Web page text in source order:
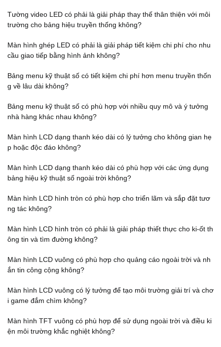
Tường video LED có phải là giải pháp thay thế thân thiện với môi
trường cho bảng hiệu truyền thống không?
Màn hình ghép LED có phải là giải pháp tiết kiệm chi phí cho nhu
cầu giao tiếp bằng hình ảnh không?
Bảng menu kỹ thuật số có tiết kiệm chi phí hơn menu truyền thốn
g về lâu dài không?
Bảng menu kỹ thuật số có phù hợp với nhiều quy mô và ý tưởng
nhà hàng khác nhau không?
Màn hình LCD dạng thanh kéo dài có lý tưởng cho không gian hẹ
p hoặc độc đáo không?
Màn hình LCD dạng thanh kéo dài có phù hợp với các ứng dụng
bảng hiệu kỹ thuật số ngoài trời không?
Màn hình LCD hình tròn có phù hợp cho triển lãm và sắp đặt tươ
ng tác không?
Màn hình LCD hình tròn có phải là giải pháp thiết thực cho ki-ốt th
ông tin và tìm đường không?
Màn hình LCD vuông có phù hợp cho quảng cáo ngoài trời và nh
ắn tin công cộng không?
Màn hình LCD vuông có lý tưởng để tạo môi trường giải trí và chơ
i game đắm chìm không?
Màn hình TFT vuông có phù hợp để sử dụng ngoài trời và điều ki
ện môi trường khắc nghiệt không?